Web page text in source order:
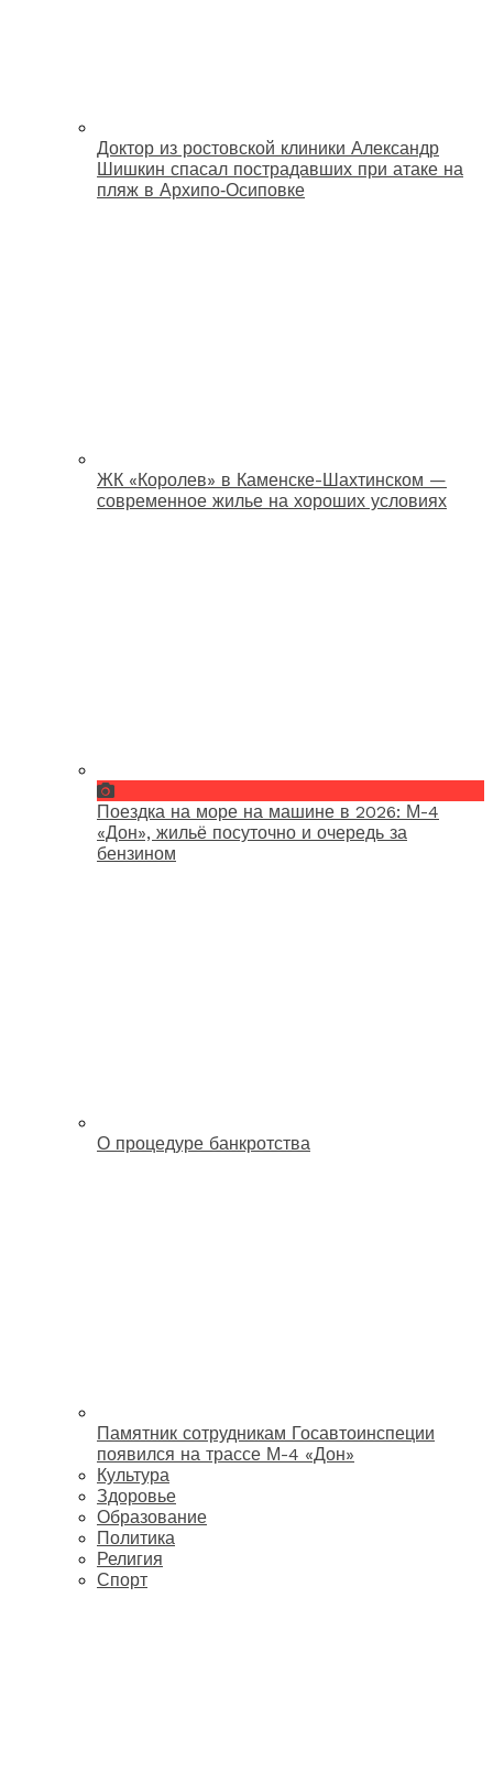
Доктор из ростовской клиники Александр
Шишкин спасал пострадавших при атаке на
пляж в Архипо‑Осиповке
ЖК «Королев» в Каменске-Шахтинском —
современное жилье на хороших условиях
Поездка на море на машине в 2026: М-4
«Дон», жильё посуточно и очередь за
бензином
О процедуре банкротства
Памятник сотрудникам Госавтоинспеции
появился на трассе М-4 «Дон»
Культура
Здоровье
Образование
Политика
Религия
Спорт